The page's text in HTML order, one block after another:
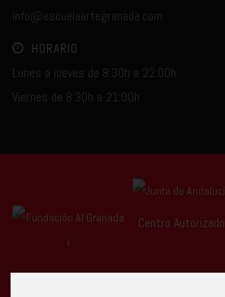
info@escuelaartegranada.com
HORARIO
Lunes a jueves de 8:30h a 22:00h
Viernes de 8:30h a 21:00h
Centro Autorizado